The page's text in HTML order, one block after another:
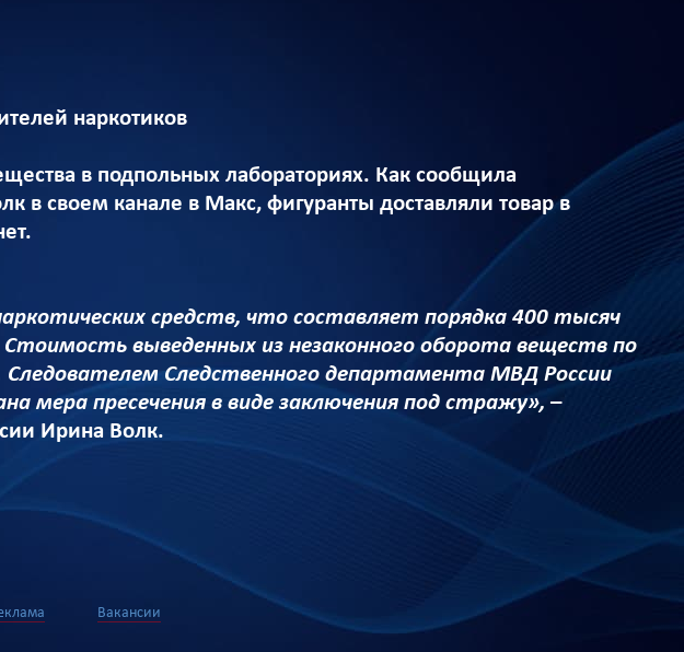
наркотиков
в подпольных лабораториях. Как сообщила
в своем канале в Макс, фигуранты доставляли товар в
средств, что составляет порядка 400 тысяч
выведенных из незаконного оборота веществ по
Следственного департамента МВД России
мера пресечения в виде заключения под стражу», –
Ирина Волк.
Вакансии